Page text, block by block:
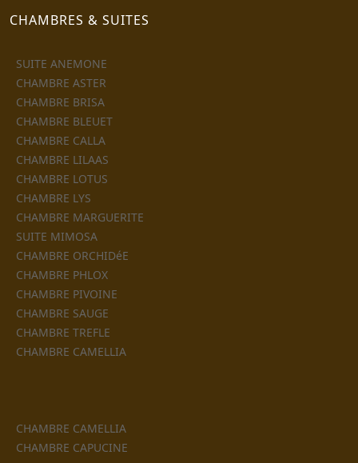
CHAMBRES & SUITES
SUITE ANEMONE
CHAMBRE ASTER
CHAMBRE BRISA
CHAMBRE BLEUET
CHAMBRE CALLA
CHAMBRE LILAAS
CHAMBRE LOTUS
CHAMBRE LYS
CHAMBRE MARGUERITE
SUITE MIMOSA
CHAMBRE ORCHIDéE
CHAMBRE PHLOX
CHAMBRE PIVOINE
CHAMBRE SAUGE
CHAMBRE TREFLE
CHAMBRE CAMELLIA
CHAMBRE CAMELLIA
CHAMBRE CAPUCINE